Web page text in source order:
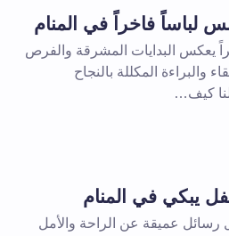
لباساً فاخراً في المنام
يعكس البدايات المشرقة والفرص
والبراءة المكللة بالنجاح
كيف…
يبكي في المنام
عميقة عن الراحة والأمل